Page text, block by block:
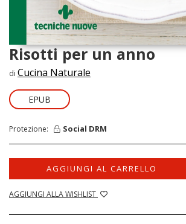
Risotti per un anno
di Cucina Naturale
EPUB
Protezione: Social DRM
AGGIUNGI AL CARRELLO
AGGIUNGI ALLA WISHLIST